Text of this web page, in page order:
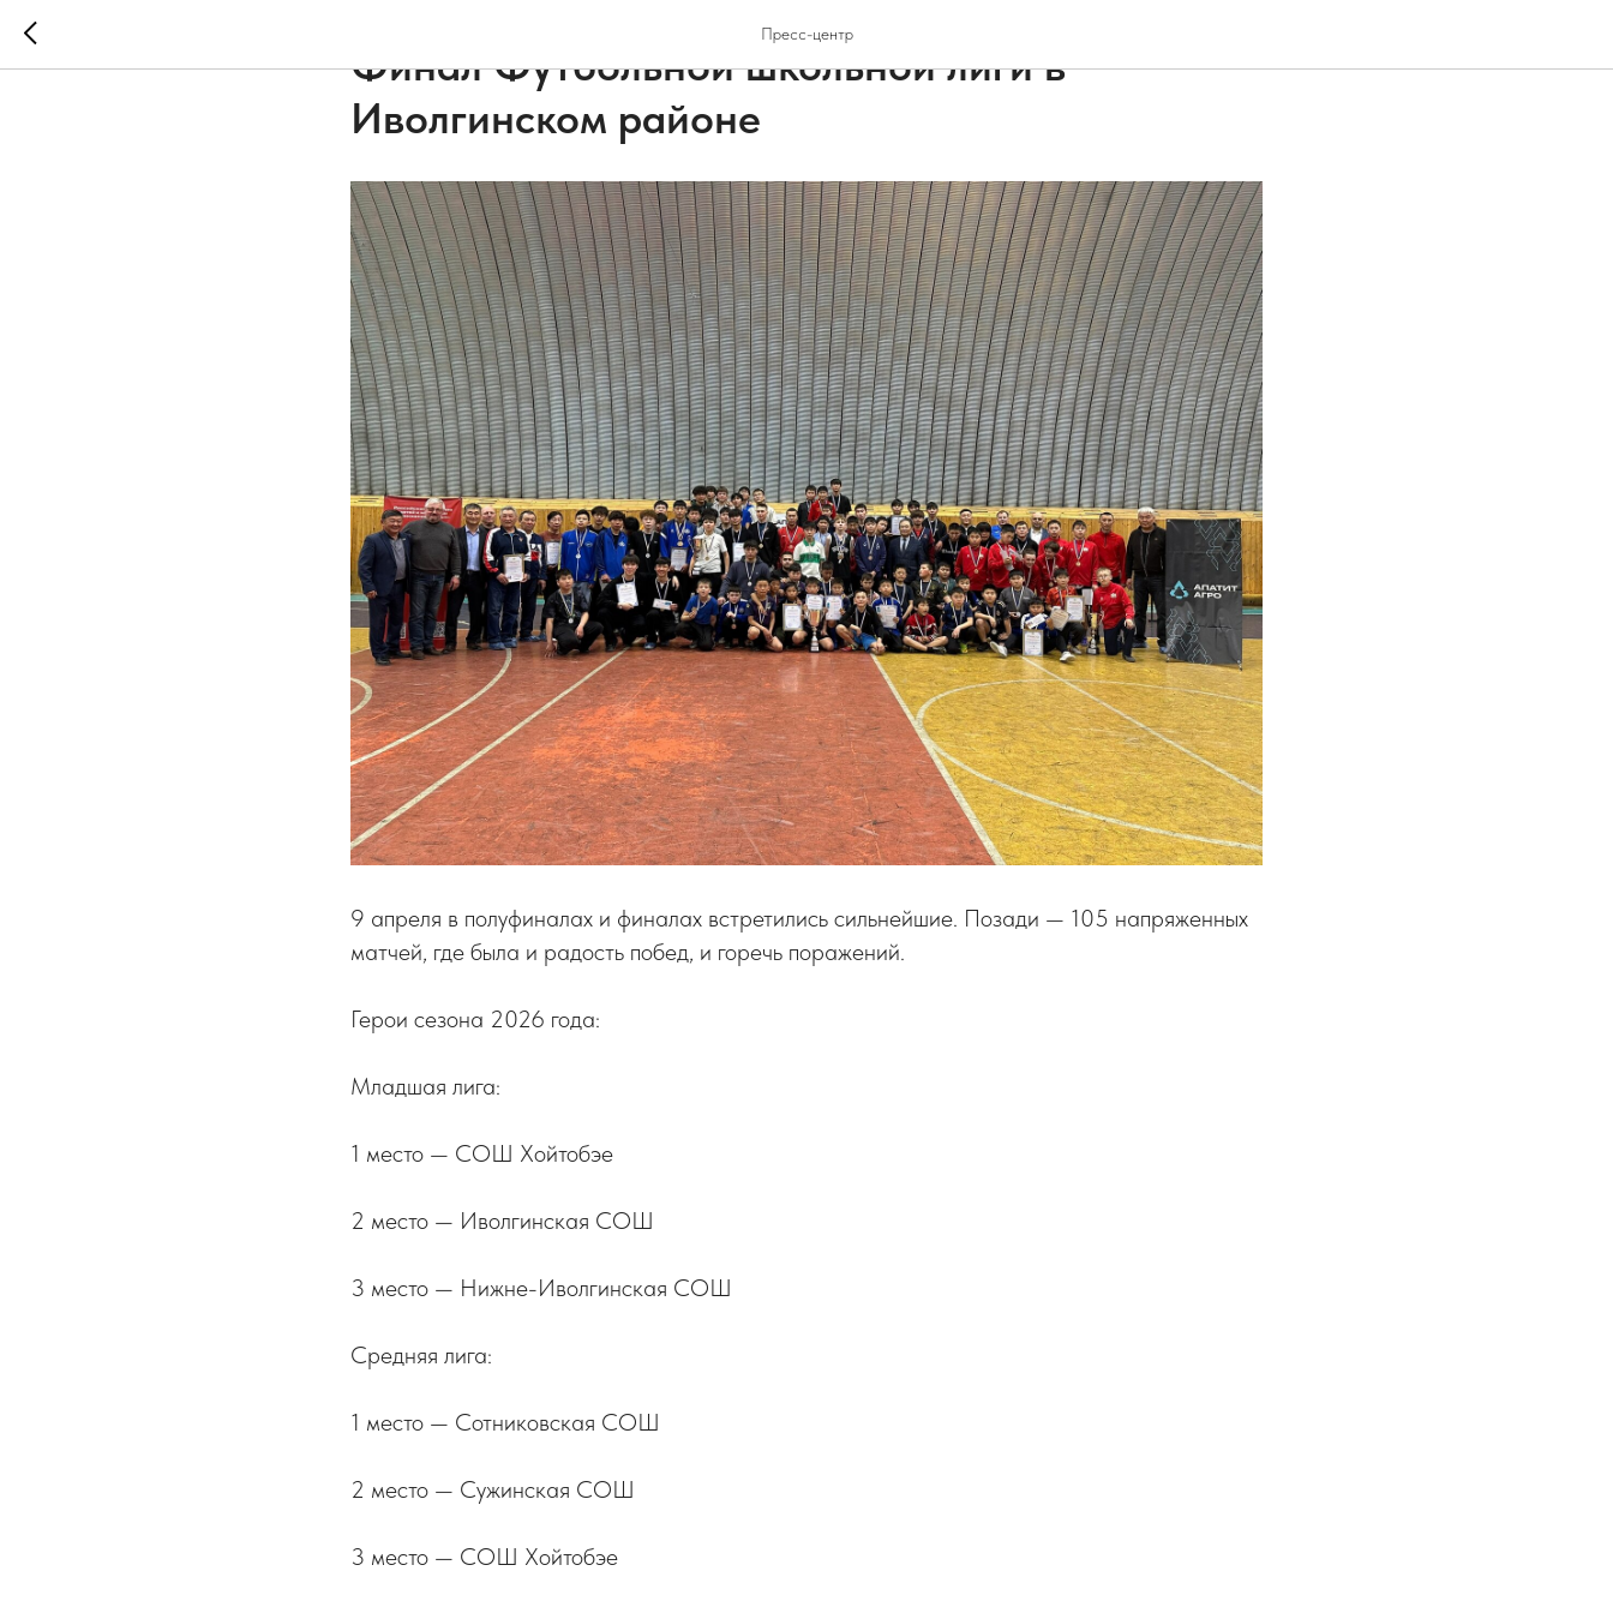
Пресс-центр
Финал Футбольной школьной лиги в
Иволгинском районе
9 апреля в полуфиналах и финалах встретились сильнейшие. Позади — 105 напряженных
матчей, где была и радость побед, и горечь поражений.
Герои сезона 2026 года:
Младшая лига:
1 место — СОШ Хойтобэе
2 место — Иволгинская СОШ
3 место — Нижне-Иволгинская СОШ
Средняя лига:
1 место — Сотниковская СОШ
2 место — Сужинская СОШ
3 место — СОШ Хойтобэе